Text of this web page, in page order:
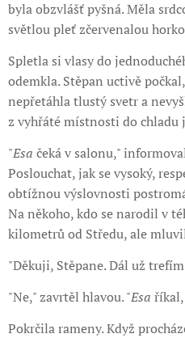
byla obzvlášť pyšná. Měla
světlou pleť zčervenalou
Spletla si vlasy do
odemkla. Stěpan uctivě
nepřetáhla tlustý svetr a
z vyhřáté místnosti do chladu
"Esa čeká v salonu,"
Poslouchat, jak se vysoký,
obtížnou výslovnosti
Na někoho, kdo se narodil v
kilometrů od Středu, ale
"Děkuji, Stěpane. Dál už
"Ne," zavrtěl hlavou. "Esa
Pokrčila rameny. Když